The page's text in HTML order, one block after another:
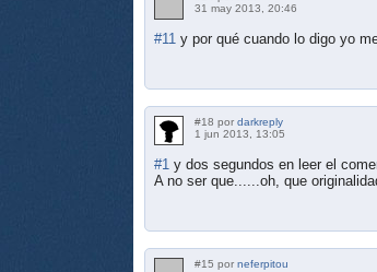
31 may 2013, 20:46
#11 y por qué cuando lo digo yo
#18 por darkreply
1 jun 2013, 13:05
#1 y dos segundos en leer el
A no ser que......oh, que
#15 por neferpitou